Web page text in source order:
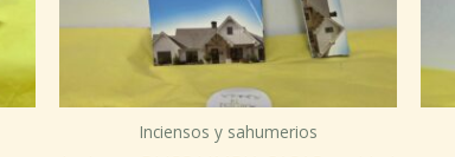
Inciensos y sahumerios